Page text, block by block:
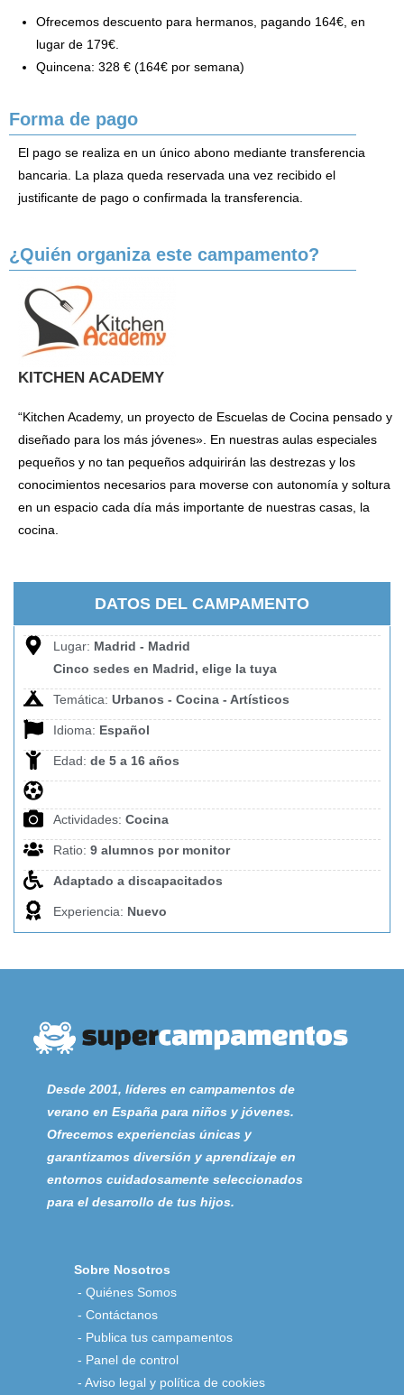
Ofrecemos descuento para hermanos, pagando 164€, en
lugar de 179€.
Quincena: 328 € (164€ por semana)
Forma de pago
El pago se realiza en un único abono mediante transferencia
bancaria. La plaza queda reservada una vez recibido el
justificante de pago o confirmada la transferencia.
¿Quién organiza este campamento?
KITCHEN ACADEMY
“Kitchen Academy, un proyecto de Escuelas de Cocina pensado y
diseñado para los más jóvenes». En nuestras aulas especiales
pequeños y no tan pequeños adquirirán las destrezas y los
conocimientos necesarios para moverse con autonomía y soltura
en un espacio cada día más importante de nuestras casas, la
cocina.
DATOS DEL CAMPAMENTO
Lugar: Madrid - Madrid
Cinco sedes en Madrid, elige la tuya
Temática: Urbanos - Cocina - Artísticos
Idioma: Español
Edad: de 5 a 16 años
Actividades: Cocina
Ratio: 9 alumnos por monitor
Adaptado a discapacitados
Experiencia: Nuevo
Desde 2001, líderes en campamentos de
verano en España para niños y jóvenes.
Ofrecemos experiencias únicas y
garantizamos diversión y aprendizaje en
entornos cuidadosamente seleccionados
para el desarrollo de tus hijos.
Sobre Nosotros
-Quiénes Somos
-Contáctanos
- Publica tus campamentos
- Panel de control
-Aviso legal y política de cookies